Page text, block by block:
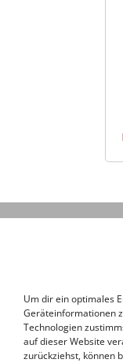
Um dir ein optimales
Geräteinformationen
Technologien
auf dieser Website
zurückziehst, können